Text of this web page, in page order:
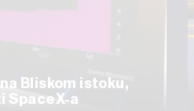
Bliskom istoku,
SpaceX-a